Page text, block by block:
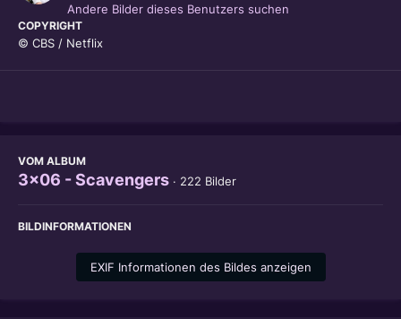
Andere Bilder dieses Benutzers suchen
COPYRIGHT
© CBS / Netflix
VOM ALBUM
3x06 - Scavengers · 222 Bilder
BILDINFORMATIONEN
EXIF Informationen des Bildes anzeigen